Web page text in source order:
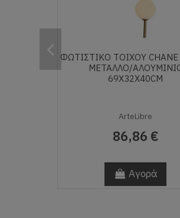
ΦΩΤΙΣΤΙΚΌ ΤΟΊΧΟΥ
ΜΈΤΑΛΛΟ/
69X32X40CM
ArteLibre
86,86 €
Αγορά